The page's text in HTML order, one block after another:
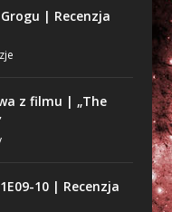
| Recenzja
z filmu | „The
10 | Recenzja